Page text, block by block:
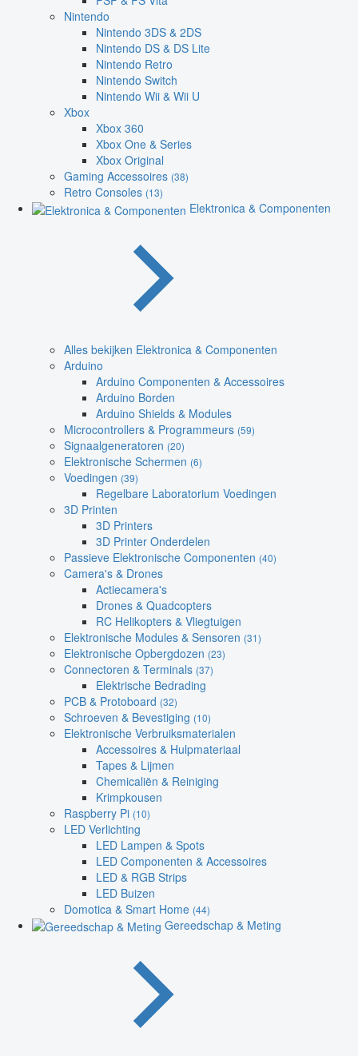
Nintendo
Nintendo 3DS & 2DS
Nintendo DS & DS Lite
Nintendo Retro
Nintendo Switch
Nintendo Wii & Wii U
Xbox
Xbox 360
Xbox One & Series
Xbox Original
Gaming Accessoires (38)
Retro Consoles (13)
Elektronica & Componenten
Alles bekijken Elektronica & Componenten
Arduino
Arduino Componenten & Accessoires
Arduino Borden
Arduino Shields & Modules
Microcontrollers & Programmeurs (59)
Signaalgeneratoren (20)
Elektronische Schermen (6)
Voedingen (39)
Regelbare Laboratorium Voedingen
3D Printen
3D Printers
3D Printer Onderdelen
Passieve Elektronische Componenten (40)
Camera's & Drones
Actiecamera's
Drones & Quadcopters
RC Helikopters & Vliegtuigen
Elektronische Modules & Sensoren (31)
Elektronische Opbergdozen (23)
Connectoren & Terminals (37)
Elektrische Bedrading
PCB & Protoboard (32)
Schroeven & Bevestiging (10)
Elektronische Verbruiksmaterialen
Accessoires & Hulpmateriaal
Tapes & Lijmen
Chemicaliën & Reiniging
Krimpkousen
Raspberry Pi (10)
LED Verlichting
LED Lampen & Spots
LED Componenten & Accessoires
LED & RGB Strips
LED Buizen
Domotica & Smart Home (44)
Gereedschap & Meting